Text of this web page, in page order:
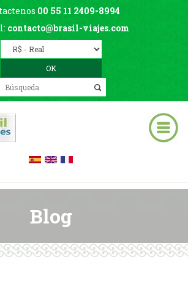
00 55 11 2409-8994
contacto@brasil-viajes.com
Blog